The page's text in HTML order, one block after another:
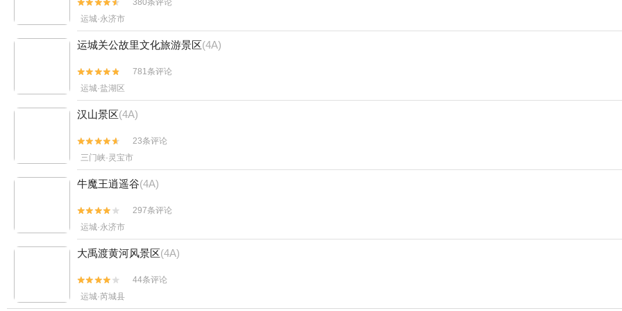


380条评论
运城·永济市
运城关公故里文化旅游景区(4A)


781条评论
运城·盐湖区
汉山景区(4A)


23条评论
三门峡·灵宝市
牛魔王逍遥谷(4A)


297条评论
运城·永济市
大禹渡黄河风景区(4A)


44条评论
运城·芮城县